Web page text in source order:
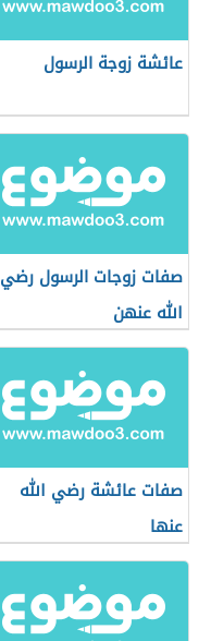
عائشة زوجة الرسول
صفات زوجات الرسول رضي
الله عنهن
صفات عائشة رضي الله
عنها